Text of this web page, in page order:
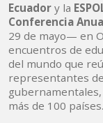
Ecuador y la
Conferencia
29 de mayo— en
encuentros de
del mundo que
representantes
gubernamentales,
más de 100 países.